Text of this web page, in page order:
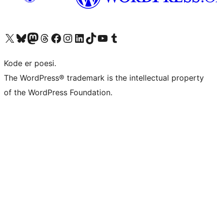
Besøk vår konto på X Visit our Bluesky account
Besøk vår Mastodon-konto
Visit our Threads account
Besøk vår Facebook-sideBesøk vår Instagram-konto
Besøk vår LinkedIn-konto
Visit our TikTok account
Visit our YouTube channel
Visit our Tumblr account
Kode er poesi.
The WordPress® trademark is the intellectual property
of the WordPress Foundation.